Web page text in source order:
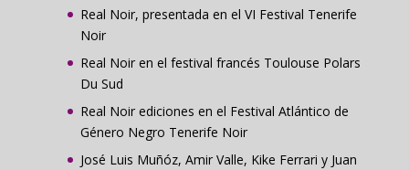
Real Noir, presentada en el VI Festival Tenerife
Noir
Real Noir en el festival francés Toulouse Polars
Du Sud
Real Noir ediciones en el Festival Atlántico de
Género Negro Tenerife Noir
José Luis Muñóz, Amir Valle, Kike Ferrari y Juan